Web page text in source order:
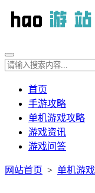
首页
手游攻略
单机游戏攻略
游戏资讯
游戏问答
网站首页 > 单机游